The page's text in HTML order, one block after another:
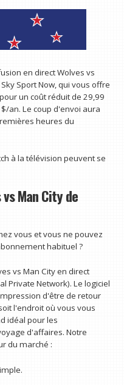
en direct Wolves vs
Sport Now, qui vous offre
un coût réduit de 29,99
an. Le coup d'envoi aura
heures du
à la télévision peuvent se
Man City de
vous et vous ne pouvez
habituel ?
vs Man City en direct
Private Network). Le logiciel
d'être de retour
l'endroit où vous vous
idéal pour les
d'affaires. Notre
du marché :